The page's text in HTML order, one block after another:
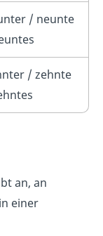
/ neunte
/ zehnte
an, an
einer